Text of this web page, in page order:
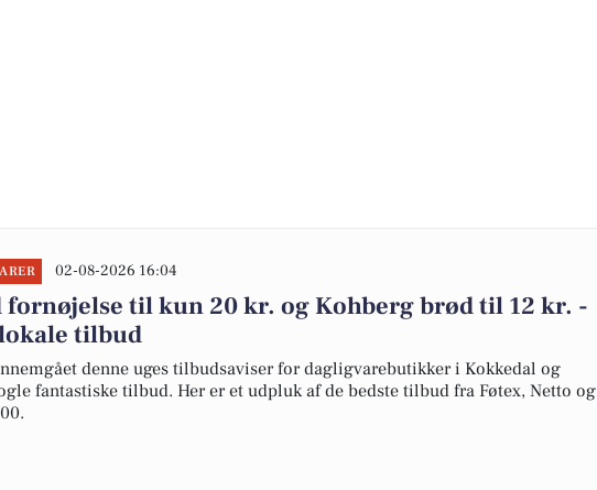
02-08-2026 16:04
fornøjelse til kun 20 kr. og Kohberg brød til 12 kr. -
tilbud
denne uges tilbudsaviser for dagligvarebutikker i Kokkedal og
fantastiske tilbud. Her er et udpluk af de bedste tilbud fra Føtex, Netto og